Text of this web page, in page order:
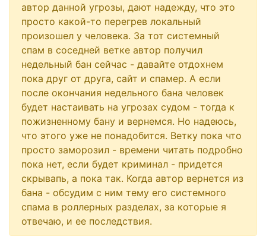
автор данной угрозы, дают надежду, что это
просто какой-то перегрев локальный
произошел у человека. За тот системный
спам в соседней ветке автор получил
недельный бан сейчас - давайте отдохнем
пока друг от друга, сайт и спамер. А если
после окончания недельного бана человек
будет настаивать на угрозах судом - тогда к
пожизненному бану и вернемся. Но надеюсь,
что этого уже не понадобится. Ветку пока что
просто заморозил - времени читать подробно
пока нет, если будет криминал - придется
скрывапь, а пока так. Когда автор вернется из
бана - обсудим с ним тему его системного
спама в роллерных разделах, за которые я
отвечаю, и ее последствия.